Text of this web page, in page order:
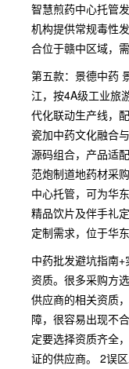
智慧煎药中心托管
机构提供常规毒性
合位于赣中区域，
第五款：景德中药
江，按4A级工业旅
代化联动生产线，
瓷加中药文化融合
源码组合，产品适
范炮制道地药材采
中心托管，可为华
精品饮片及伴手礼
定制需求，位于华
中药批发避坑指南
资质。很多采购方
供应商的相关资质
障，很容易出现不
定要选择资质齐全
证的供应商。 2误